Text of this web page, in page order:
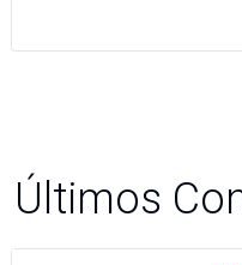
Últimos